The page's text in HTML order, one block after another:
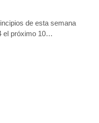
de esta semana
el próximo 10…